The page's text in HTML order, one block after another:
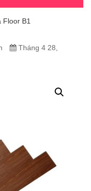
Floor B1
Tháng 4 28,